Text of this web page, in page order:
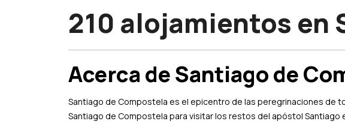
210 alojamientos en
Acerca de Santiago de
Santiago de Compostela es el epicentro de las peregrinaciones de
Santiago de Compostela para visitar los restos del apóstol Santiago